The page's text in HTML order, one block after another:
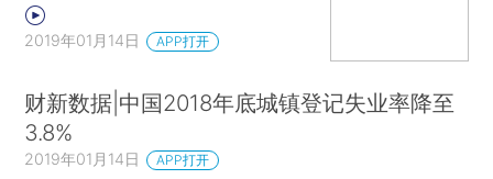
2019年01月14日 APP打开
财新数据|中国2018年底城镇登记失业率降至
3.8%
2019年01月14日 APP打开